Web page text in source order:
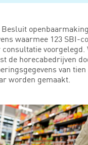
waarmee 123 SBI-
voorgelegd.
de horecabedrijven
van
worden gemaakt.